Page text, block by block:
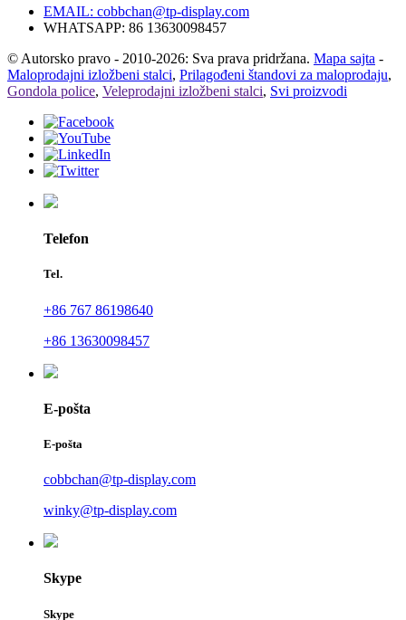
EMAIL: cobbchan@tp-display.com
WHATSAPP: 86 13630098457
© Autorsko pravo - 2010-2026: Sva prava pridržana. Mapa sajta -
Maloprodajni izložbeni stalci, Prilagođeni štandovi za maloprodaju,
Gondola police, Veleprodajni izložbeni stalci, Svi proizvodi
Telefon
Tel.
+86 767 86198640
+86 13630098457
E-pošta
E-pošta
cobbchan@tp-display.com
winky@tp-display.com
Skype
Skype